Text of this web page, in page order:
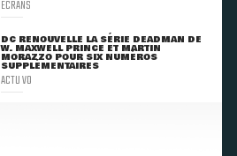
ECRANS
DC RENOUVELLE LA SÉRIE DEADMAN DE
W. MAXWELL PRINCE ET MARTIN
MORAZZO POUR SIX NUMÉROS
SUPPLÉMENTAIRES
ACTU VO